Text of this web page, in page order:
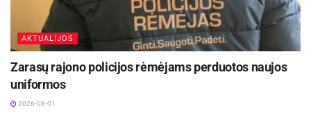
AKTUALIJOS
Zarasų rajono policijos rėmėjams perduotos naujos
uniformos
2026-08-01